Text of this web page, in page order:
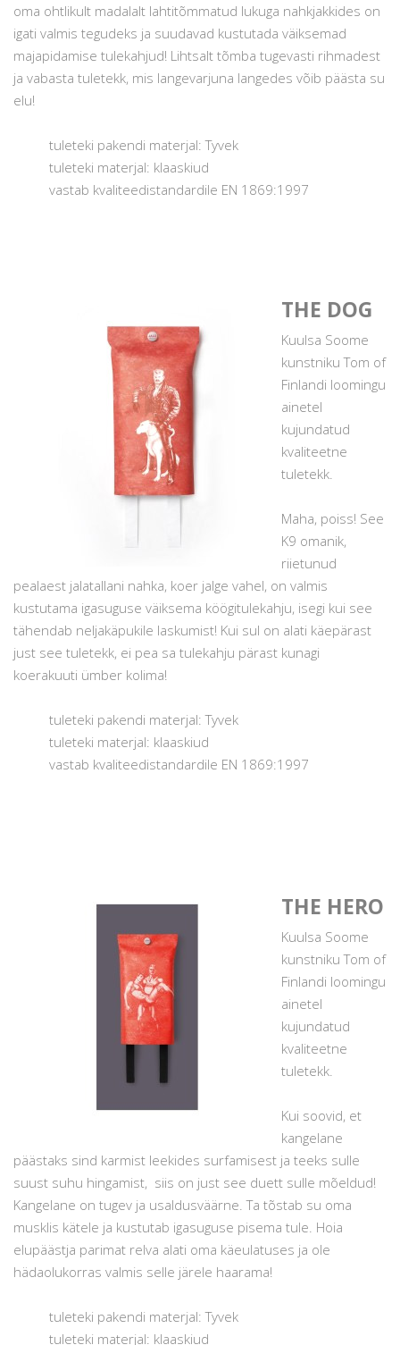
oma ohtlikult madalalt lahtitõmmatud lukuga nahkjakkides on
igati valmis tegudeks ja suudavad kustutada väiksemad
majapidamise tulekahjud! Lihtsalt tõmba tugevasti rihmadest
ja vabasta tuletekk, mis langevarjuna langedes võib päästa su
elu!
tuleteki pakendi materjal: Tyvek
tuleteki materjal: klaaskiud
vastab kvaliteedistandardile EN 1869:1997
THE DOG
Kuulsa Soome
kunstniku Tom of
Finlandi loomingu
ainetel
kujundatud
kvaliteetne
tuletekk.
Maha, poiss! See
K9 omanik,
riietunud
pealaest jalatallani nahka, koer jalge vahel, on valmis
kustutama igasuguse väiksema köögitulekahju, isegi kui see
tähendab neljakäpukile laskumist! Kui sul on alati käepärast
just see tuletekk, ei pea sa tulekahju pärast kunagi
koerakuuti ümber kolima!
tuleteki pakendi materjal: Tyvek
tuleteki materjal: klaaskiud
vastab kvaliteedistandardile EN 1869:1997
THE HERO
Kuulsa Soome
kunstniku Tom of
Finlandi loomingu
ainetel
kujundatud
kvaliteetne
tuletekk.
Kui soovid, et
kangelane
päästaks sind karmist leekides surfamisest ja teeks sulle
suust suhu hingamist, siis on just see duett sulle mõeldud!
Kangelane on tugev ja usaldusväärne. Ta tõstab su oma
musklis kätele ja kustutab igasuguse pisema tule. Hoia
elupäästja parimat relva alati oma käeulatuses ja ole
hädaolukorras valmis selle järele haarama!
tuleteki pakendi materjal: Tyvek
tuleteki materjal: klaaskiud